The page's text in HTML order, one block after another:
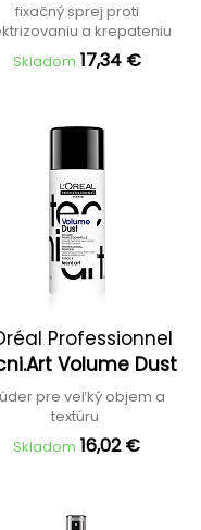
fixačný sprej proti
a krepateniu
Skladom 17,34 €
Professionnel
Volume Dust
pre veľký objem a
textúru
Skladom 16,02 €